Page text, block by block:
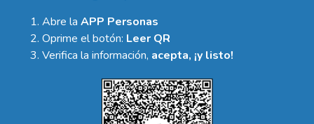
Abre la APP Personas
Oprime el botón: Leer QR
Verifica la información, acepta, ¡y listo!